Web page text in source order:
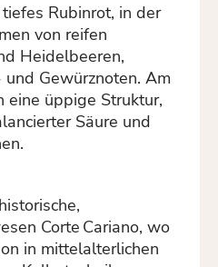
Rubinrot, in der
von reifen
Heidelbeeren,
Gewürznoten. Am
eine üppige Struktur,
Säure und
Corte Cariano, wo
in mittelalterlichen